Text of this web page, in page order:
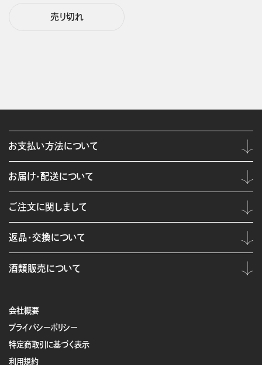
売り切れ
会社概要
プライバシーポリシー
特定商取引に基づく表示
利用規約
お支払い方法について
お届け・配送について
ご注文に関しまして
返品・交換について
酒類販売について